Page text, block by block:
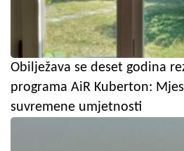
Obilježava se deset godina
programa AiR Kuberton:
suvremene umjetnosti